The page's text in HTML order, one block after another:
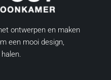
ontwerpen en maken
een mooi design,